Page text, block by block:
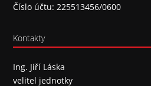
Číslo účtu: 225513456/0600
Kontakty
Ing. Jiří Láska
velitel jednotky